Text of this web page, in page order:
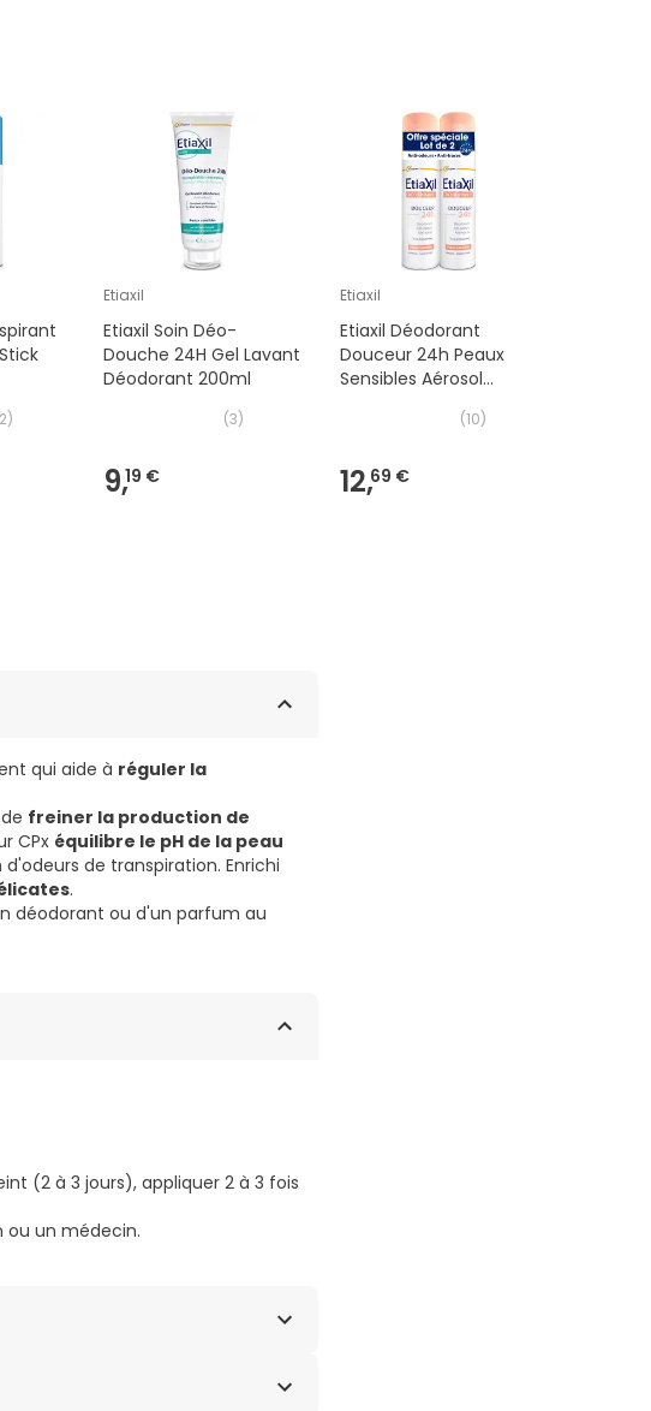
)
Etiaxil
Etiaxil Soin Déo-
Douche 24H Gel Lavant
Déodorant 200ml
(3)
9,19 €
Etiaxil
Etiaxil Déodorant
Douceur 24h Peaux
Sensibles Aérosol
(10)
12,69 €
qui aide à réguler la
freiner la production de
CPx équilibre le pH de la peau
de transpiration. Enrichi
.
déodorant ou d'un parfum au
(2 à 3 jours), appliquer 2 à 3 fois
ou un médecin.